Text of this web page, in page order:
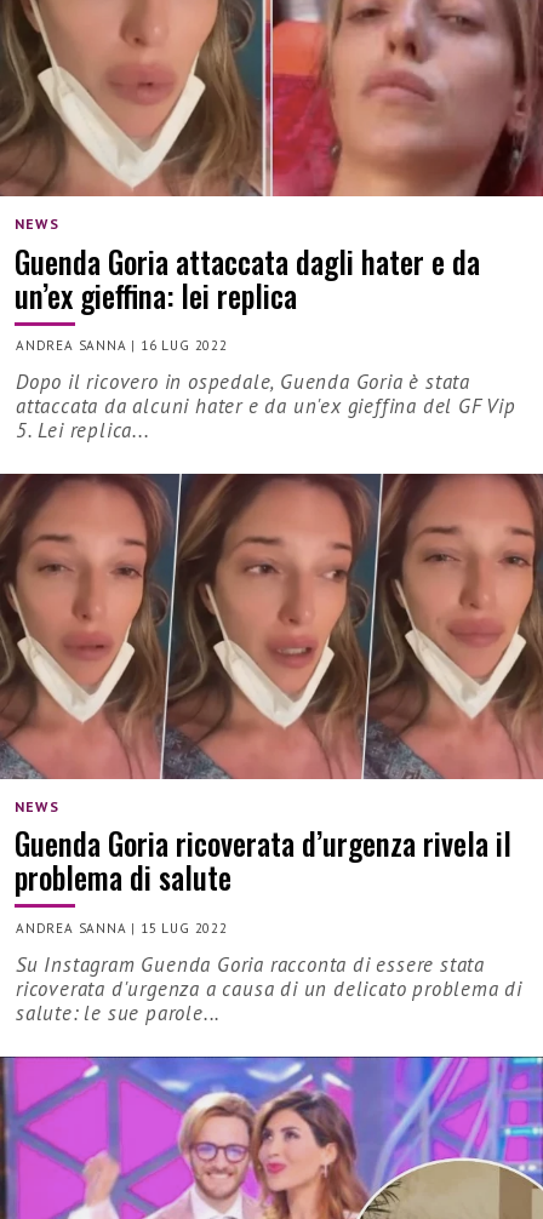
NEWS
Guenda Goria attaccata dagli hater e da
un’ex gieffina: lei replica
ANDREA SANNA | 16 LUG 2022
Dopo il ricovero in ospedale, Guenda Goria è stata
attaccata da alcuni hater e da un'ex gieffina del GF Vip
5. Lei replica...
NEWS
Guenda Goria ricoverata d’urgenza rivela il
problema di salute
ANDREA SANNA | 15 LUG 2022
Su Instagram Guenda Goria racconta di essere stata
ricoverata d'urgenza a causa di un delicato problema di
salute: le sue parole...